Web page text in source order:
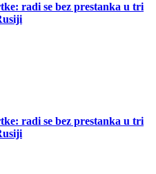
radi se bez prestanka u tri
radi se bez prestanka u tri